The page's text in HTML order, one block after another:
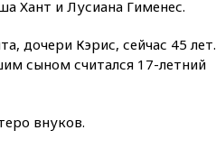
Хант и Лусиана Гименес.
дочери Кэрис, сейчас 45 лет.
сыном считался 17-летний
внуков.